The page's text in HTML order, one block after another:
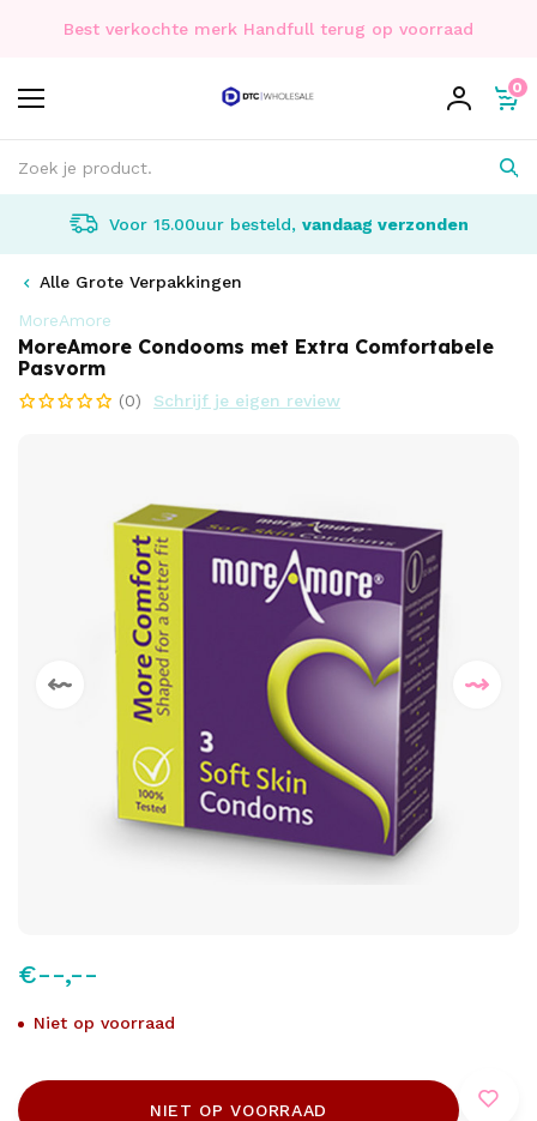
Best verkochte merk Handfull terug op voorraad
0
Voor 15.00uur besteld, vandaag verzonden
Alle Grote Verpakkingen
MoreAmore
MoreAmore Condooms met Extra Comfortabele
Pasvorm
(0) Schrijf je eigen review
€--,--
Niet op voorraad
NIET OP VOORRAAD